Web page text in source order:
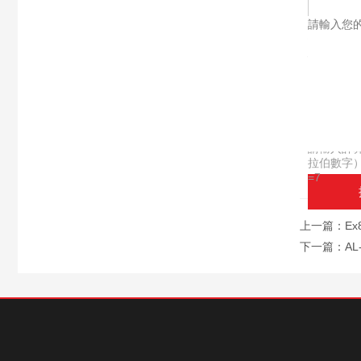
產品
產品：
您的單位
您的姓名
聯係電話
常用郵箱
省份：
詳細地址
補充說明
拉伯數字
=7
上一篇：
下一篇：